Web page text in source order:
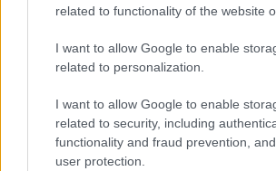
related to functionality of the website
I want to allow Google to enable
related to personalization.
I want to allow Google to enable
related to security, including
functionality and fraud prevention,
user protection.
ότι το Ιράν θα απαντήσει στην
τις επόμενες ημέρες, αλλά με
που θα επιτρέψει στο Ισραήλ να
κύκλο.
«Στόχος μας είναι η επιτάχυνση της